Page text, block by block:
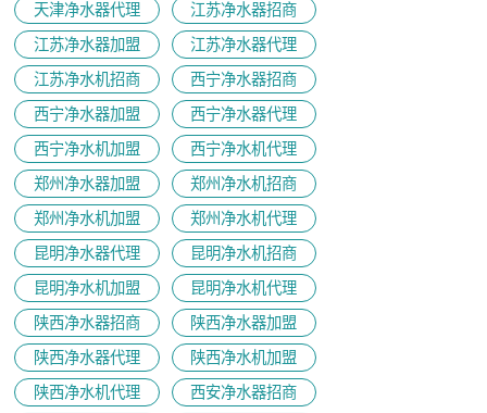
天津净水器代理
江苏净水器招商
江苏净水器加盟
江苏净水器代理
江苏净水机招商
西宁净水器招商
西宁净水器加盟
西宁净水器代理
西宁净水机加盟
西宁净水机代理
郑州净水器加盟
郑州净水机招商
郑州净水机加盟
郑州净水机代理
昆明净水器代理
昆明净水机招商
昆明净水机加盟
昆明净水机代理
陕西净水器招商
陕西净水器加盟
陕西净水器代理
陕西净水机加盟
陕西净水机代理
西安净水器招商